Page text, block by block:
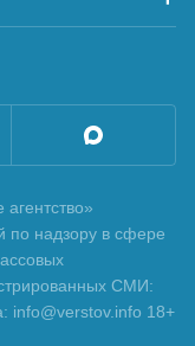
по надзору в сфере
СМИ:
info@verstov.info 18+